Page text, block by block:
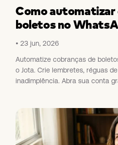
Como automatizar
boletos no
23 jun, 2026
Automatize cobranças de
o Jota. Crie lembretes, réguas
inadimplência. Abra sua conta